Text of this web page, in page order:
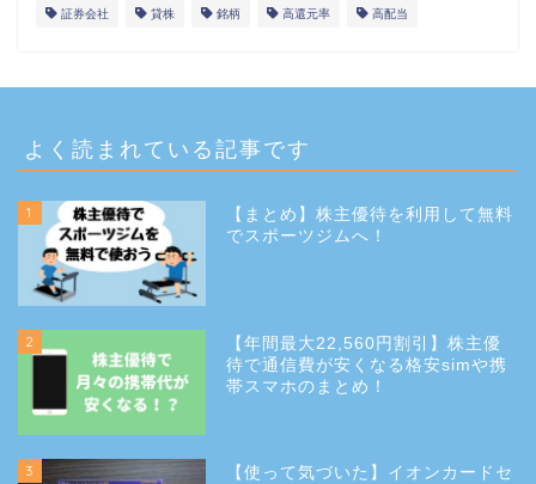
証券会社 貸株 銘柄 高還元率 高配当
よく読まれている記事です
1
【まとめ】株主優待を利用して無料
でスポーツジムへ！
2
【年間最大22,560円割引】株主優
待で通信費が安くなる格安simや携
帯スマホのまとめ！
3
【使って気づいた】イオンカードセ